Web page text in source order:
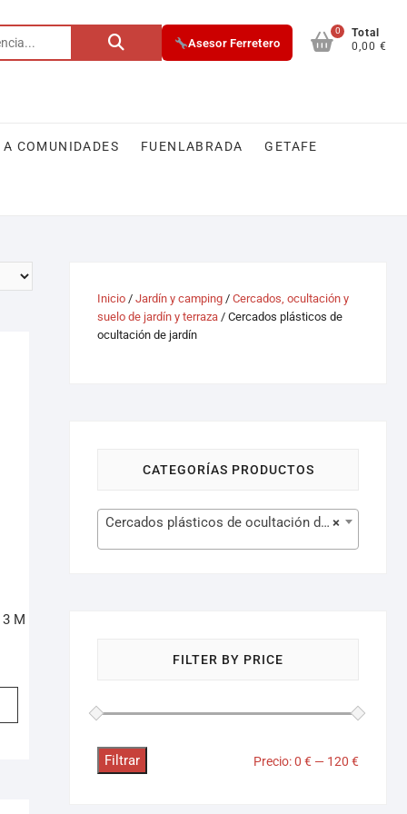
Asesor Ferretero
0
Total
0,00 €
COMUNIDADES FUENLABRADA GETAFE
3 M
Inicio / Jardín y camping / Cercados, ocultación y
suelo de jardín y terraza / Cercados plásticos de
ocultación de jardín
CATEGORÍAS PRODUCTOS
×
Cercados plásticos de ocultación de jardín (94)
FILTER BY PRICE
Filtrar Precio:0 € — 120 €